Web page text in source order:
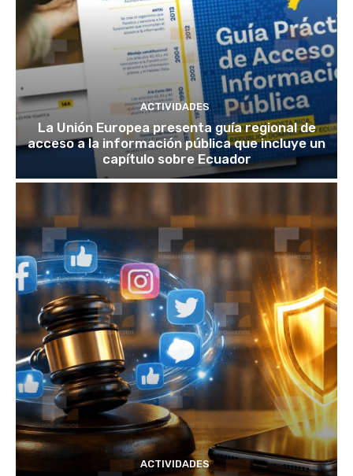
ACTIVIDADES
La Unión Europea presenta guía regional de
acceso a la información pública que incluye un
capítulo sobre Ecuador
ACTIVIDADES